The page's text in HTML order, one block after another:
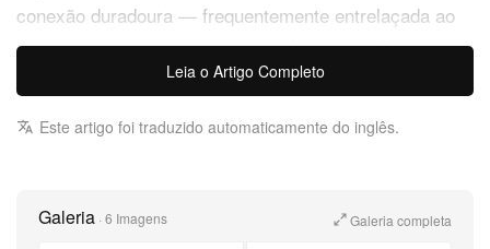
conexão duradoura — frequentemente entrelaçada ao
orgulho pela cidade natal e pelo Manchester United —
volta a ser celebrada com o cobiçado adidas Tobacco
perfeição essa estética atemporal.
camurça cinza e preta, assentada sobre o clássico
Leia o Artigo Completo
Este artigo foi traduzido automaticamente do inglês.
Galeria · 6 Imagens Galeria completa